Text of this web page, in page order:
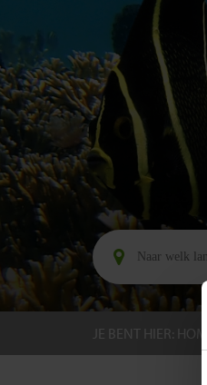
JE BENT HIER: HOME